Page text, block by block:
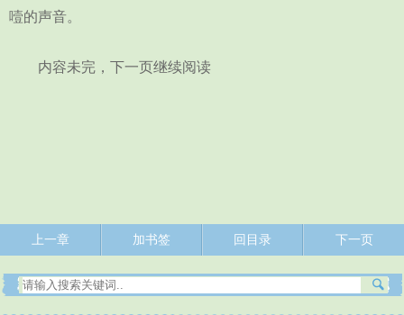
噎的声音。
内容未完，下一页继续阅读
上一章 加书签 回目录 下一页